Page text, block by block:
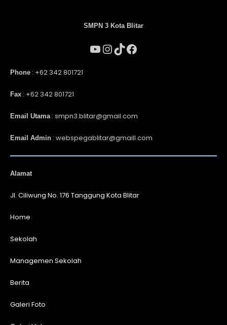
SMPN 3 Kota Blitar
Phone : +62 342 801721
Fax : +62 342 801721
Email Utama: smpn3.blitar@gmail.com
Email Admin : webspegablitar@gmaill.com
Alamat
Jl. Ciliwung No. 176 Tanggung Kota Blitar
Home
Sekolah
Managemen Sekolah
Berita
Galeri Foto